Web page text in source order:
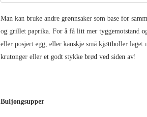
Man kan bruke andre grønnsaker som base for
og grillet paprika. For å få litt mer tyggemotstand
eller posjert egg, eller kanskje små kjøttboller laget
krutonger eller et godt stykke brød ved siden av!
Buljongsupper